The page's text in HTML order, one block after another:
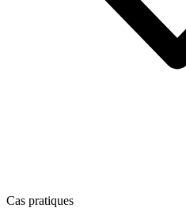
Cas pratiques